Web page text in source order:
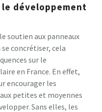
le développement
soutien aux panneaux
concrétiser, cela
sur le
en France. En effet,
encourager les
petites et moyennes
Sans elles, les